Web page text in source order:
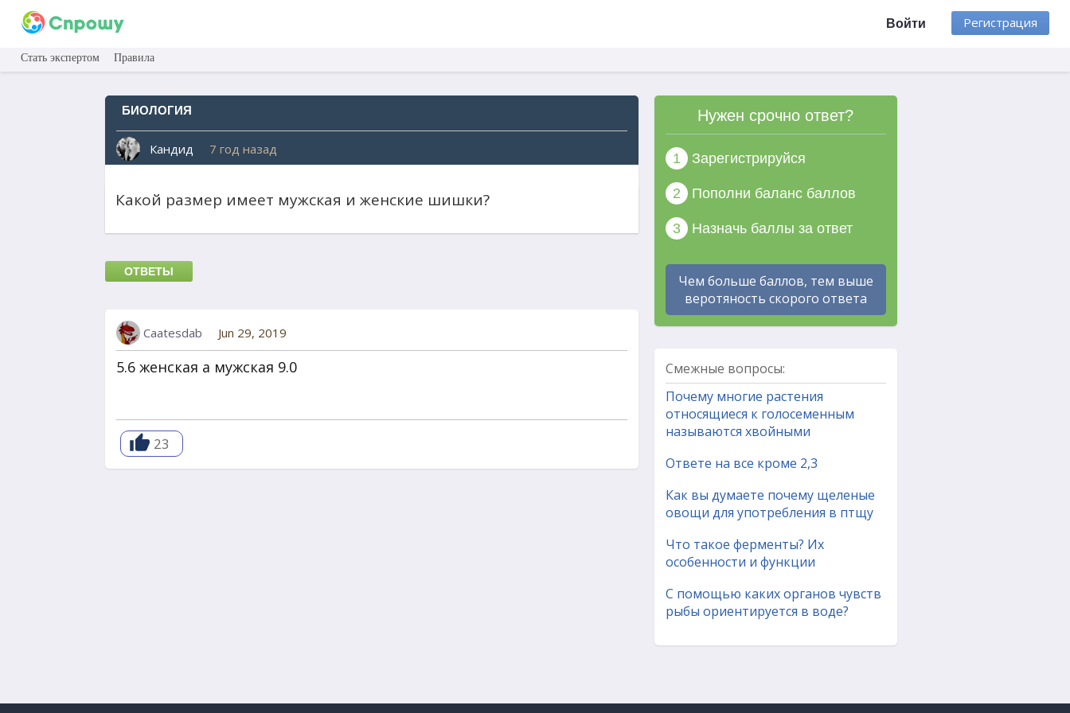
Регистрация
Войти
Стать экспертом Правила
БИОЛОГИЯ
Кандид 7 год назад
Какой размер имеет мужская и женские шишки?
ОТВЕТЫ
Caatesdab Jun 29, 2019
5.6 женская а мужская 9.0
23
Нужен срочно ответ?
1 Зарегистрируйся
2 Пополни баланс баллов
3 Назначь баллы за ответ
Чем больше баллов, тем выше
веротяность скорого ответа
Смежные вопросы:
Почему многие растения
относящиеся к голосеменным
называются хвойными
Ответе на все кроме 2,3
Как вы думаете почему щеленые
овощи для употребления в птщу
Что такое ферменты? Их
особенности и функции
С помощью каких органов чувств
рыбы ориентируется в воде?